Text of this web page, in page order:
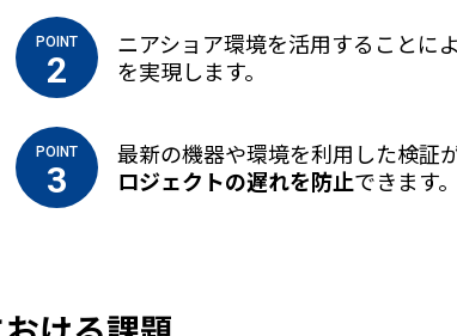
POINT
2
ニアショア環境を活用することによ
を実現します。
POINT
3
最新の機器や環境を利用した検証
ロジェクトの遅れを防止できます。